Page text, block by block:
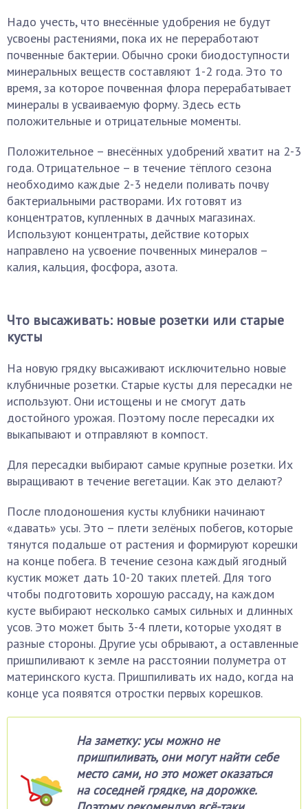
Надо учесть, что внесённые удобрения не будут
усвоены растениями, пока их не переработают
почвенные бактерии. Обычно сроки биодоступности
минеральных веществ составляют 1-2 года. Это то
время, за которое почвенная флора перерабатывает
минералы в усваиваемую форму. Здесь есть
положительные и отрицательные моменты.
Положительное – внесённых удобрений хватит на 2-3
года. Отрицательное – в течение тёплого сезона
необходимо каждые 2-3 недели поливать почву
бактериальными растворами. Их готовят из
концентратов, купленных в дачных магазинах.
Используют концентраты, действие которых
направлено на усвоение почвенных минералов –
калия, кальция, фосфора, азота.
Что высаживать: новые розетки или старые
кусты
На новую грядку высаживают исключительно новые
клубничные розетки. Старые кусты для пересадки не
используют. Они истощены и не смогут дать
достойного урожая. Поэтому после пересадки их
выкапывают и отправляют в компост.
Для пересадки выбирают самые крупные розетки. Их
выращивают в течение вегетации. Как это делают?
После плодоношения кусты клубники начинают
«давать» усы. Это – плети зелёных побегов, которые
тянутся подальше от растения и формируют корешки
на конце побега. В течение сезона каждый ягодный
кустик может дать 10-20 таких плетей. Для того
чтобы подготовить хорошую рассаду, на каждом
кусте выбирают несколько самых сильных и длинных
усов. Это может быть 3-4 плети, которые уходят в
разные стороны. Другие усы обрывают, а оставленные
пришпиливают к земле на расстоянии полуметра от
материнского куста. Пришпиливать их надо, когда на
конце уса появятся отростки первых корешков.
На заметку: усы можно не
пришпиливать, они могут найти себе
место сами, но это может оказаться
на соседней грядке, на дорожке.